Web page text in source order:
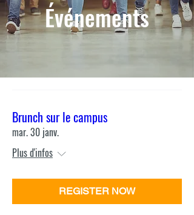
Événements
Brunch sur le campus
mar. 30 janv.
Plus d'infos
REGISTER NOW